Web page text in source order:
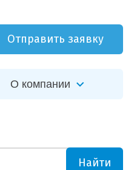
Отправить заявку
О компании
Найти